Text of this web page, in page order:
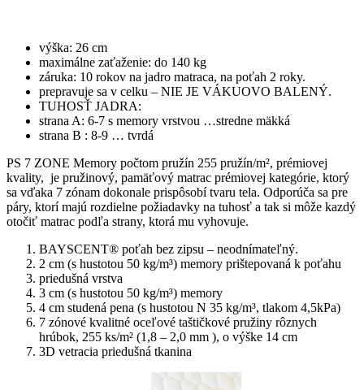
výška: 26 cm
maximálne zaťaženie: do 140 kg
záruka: 10 rokov na jadro matraca, na poťah 2 roky.
prepravuje sa v celku – NIE JE VÁKUOVO BALENÝ.
TUHOSŤ JADRA:
strana A: 6-7 s memory vrstvou …stredne mäkká
strana B : 8-9 … tvrdá
PS 7 ZONE Memory počtom pružín 255 pružín/m², prémiovej
kvality, je pružinový, pamäťový matrac prémiovej kategórie, ktorý
sa vďaka 7 zónam dokonale prispôsobí tvaru tela. Odporúča sa pre
páry, ktorí majú rozdielne požiadavky na tuhosť a tak si môže kazdý
otočiť matrac podľa strany, ktorá mu vyhovuje.
BAYSCENT® poťah bez zipsu – neodnímateľný.
2 cm (s hustotou 50 kg/m³) memory prištepovaná k poťahu
priedušná vrstva
3 cm (s hustotou 50 kg/m³) memory
4 cm studená pena (s hustotou N 35 kg/m³, tlakom 4,5kPa)
7 zónové kvalitné oceľové taštičkové pružiny rôznych
hrúbok, 255 ks/m² (1,8 – 2,0 mm ), o výške 14 cm
3D vetracia priedušná tkanina